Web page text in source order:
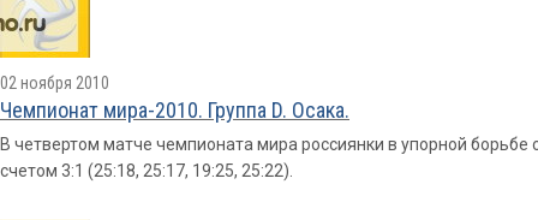
02 ноября 2010
Чемпионат мира-2010. Группа D. Осака.
В четвертом матче чемпионата мира россиянки в упорной
счетом 3:1 (25:18, 25:17, 19:25, 25:22).